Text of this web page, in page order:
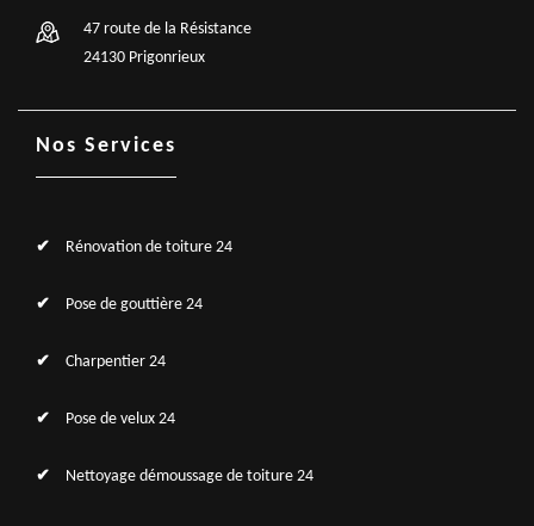
47 route de la Résistance
24130 Prigonrieux
Nos Services
Rénovation de toiture 24
Pose de gouttière 24
Charpentier 24
Pose de velux 24
Nettoyage démoussage de toiture 24